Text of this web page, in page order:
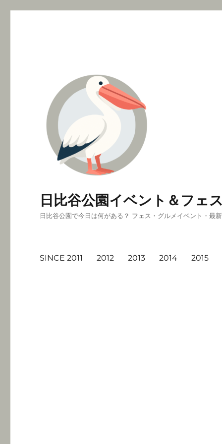
日比谷公園イベント＆フェ
日比谷公園で今日は何がある？ フェス・グルメイベント・最
SINCE 2011 2012 2013 2014 2015